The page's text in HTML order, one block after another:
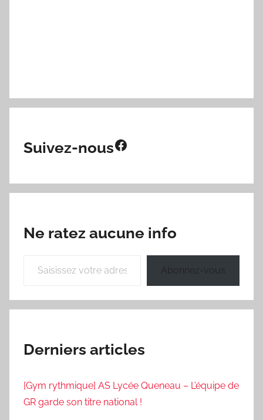
Suivez-nousFacebook
Ne ratez aucune info
Abonnez-vous
Derniers articles
[Gym rythmique] AS Lycée Queneau – L’équipe de
GR garde son titre national !